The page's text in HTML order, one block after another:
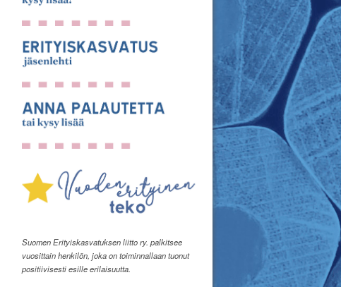
Suomen Erityiskasvatuksen liitto ry. palkitsee
vuosittain henkilön, joka on toiminnallaan tuonut
positiivisesti esille erilaisuutta.